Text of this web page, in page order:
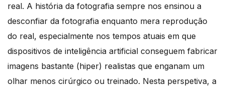
real. A história da fotografia sempre nos ensinou a
desconfiar da fotografia enquanto mera reprodução
do real, especialmente nos tempos atuais em que
dispositivos de inteligência artificial conseguem fabricar
imagens bastante (hiper) realistas que enganam um
olhar menos cirúrgico ou treinado. Nesta perspetiva, a